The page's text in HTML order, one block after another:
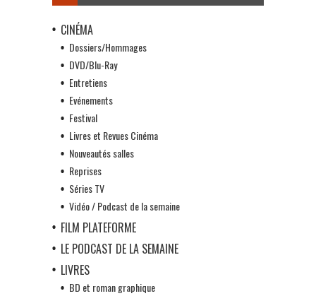
CINÉMA
Dossiers/Hommages
DVD/Blu-Ray
Entretiens
Evénements
Festival
Livres et Revues Cinéma
Nouveautés salles
Reprises
Séries TV
Vidéo / Podcast de la semaine
FILM PLATEFORME
LE PODCAST DE LA SEMAINE
LIVRES
BD et roman graphique